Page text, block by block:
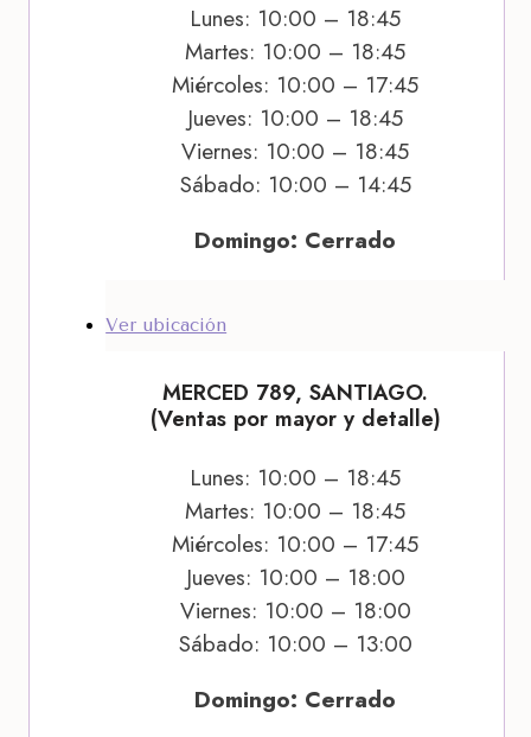
Lunes: 10:00 – 18:45
Martes: 10:00 – 18:45
Miércoles: 10:00 – 17:45
Jueves: 10:00 – 18:45
Viernes: 10:00 – 18:45
Sábado: 10:00 – 14:45
Domingo: Cerrado
Ver ubicación
MERCED 789, SANTIAGO.
(Ventas por mayor y detalle)
Lunes: 10:00 – 18:45
Martes: 10:00 – 18:45
Miércoles: 10:00 – 17:45
Jueves: 10:00 – 18:00
Viernes: 10:00 – 18:00
Sábado: 10:00 – 13:00
Domingo: Cerrado